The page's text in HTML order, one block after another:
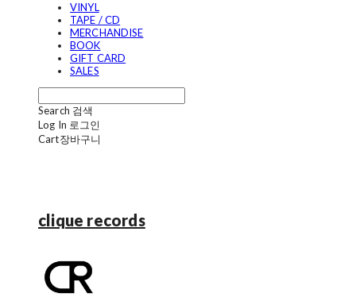
VINYL
TAPE / CD
MERCHANDISE
BOOK
GIFT CARD
SALES
Search 검색
Log In 로그인
Cart장바구니
clique records